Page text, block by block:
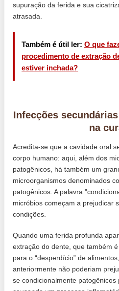
supuração da ferida e sua
atrasada.
Também é útil ler:O que
procedimento de extração
estiver inchada?
Infecções
na
Acredita-se que a cavidade oral
corpo humano: aqui, além dos
patogênicos, há também um
microorganismos denominados
patogênicos. A palavra
micróbios começam a prejudicar
condições.
Quando uma ferida profunda
extração do dente, que também
para o “desperdício” de
anteriormente não poderiam
se condicionalmente patogênicos